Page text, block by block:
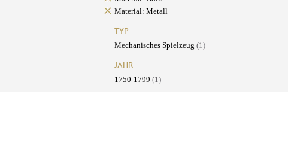
Material: Metall
TYP
Mechanisches Spielzeug (1)
JAHR
1750-1799 (1)